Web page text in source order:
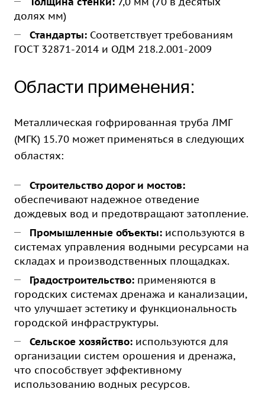
долях мм)
Стандарты: Соответствует требованиям
ГОСТ 32871-2014 и ОДМ 218.2.001-2009
Области применения:
Металлическая гофрированная труба ЛМГ
(МГК) 15.70 может применяться в следующих
областях:
Строительство дорог и мостов:
обеспечивают надежное отведение
дождевых вод и предотвращают затопление.
Промышленные объекты: используются в
системах управления водными ресурсами на
складах и производственных площадках.
Градостроительство: применяются в
городских системах дренажа и канализации,
что улучшает эстетику и функциональность
городской инфраструктуры.
Сельское хозяйство: используются для
организации систем орошения и дренажа,
что способствует эффективному
использованию водных ресурсов.